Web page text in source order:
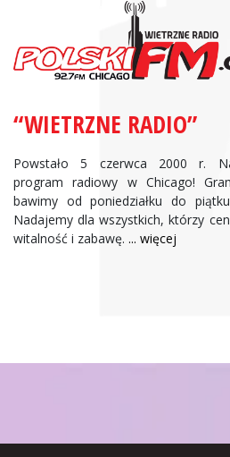
“WIETRZNE RADIO”
Powstało 5 czerwca 2000 r.
program radiowy w Chicago!
bawimy od poniedziałku do
Nadajemy dla wszystkich, którzy
witalność i zabawę. ... więcej